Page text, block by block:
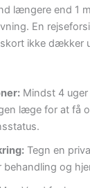
længere end 1
En
ikke dækker
Mindst 4
læge for at få
Tegn en
og